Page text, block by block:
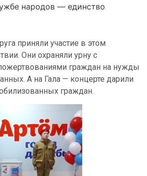
народов — единство
приняли участие в этом
Они охраняли урну с
граждан на нужды
А на Гала — концерте дарили
граждан.